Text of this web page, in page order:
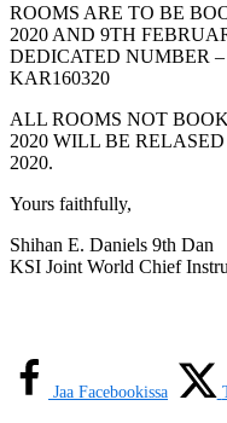
ROOMS ARE TO BE
2020 AND 9TH
DEDICATED NUMBER –
KAR160320
ALL ROOMS NOT
2020 WILL BE
2020.
Yours faithfully,
Shihan E. Daniels 9th Dan
KSI Joint World Chief
Jaa Facebookissa